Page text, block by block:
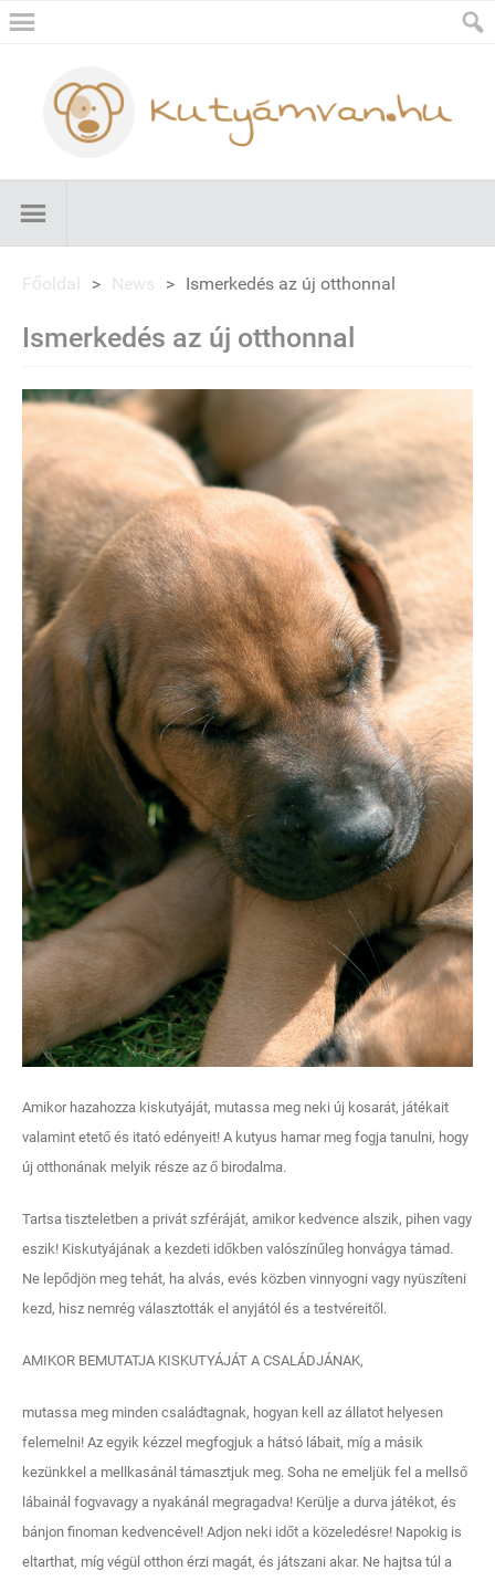
Főoldal > News > Ismerkedés az új otthonnal
Ismerkedés az új otthonnal
Amikor hazahozza kiskutyáját, mutassa meg neki új kosarát, játékait
valamint etető és itató edényeit! A kutyus hamar meg fogja tanulni, hogy
új otthonának melyik része az ő birodalma.
Tartsa tiszteletben a privát szféráját, amikor kedvence alszik, pihen vagy
eszik! Kiskutyájának a kezdeti időkben valószínűleg honvágya támad.
Ne lepődjön meg tehát, ha alvás, evés közben vinnyogni vagy nyüszíteni
kezd, hisz nemrég választották el anyjától és a testvéreitől.
AMIKOR BEMUTATJA KISKUTYÁJÁT A CSALÁDJÁNAK,
mutassa meg minden családtagnak, hogyan kell az állatot helyesen
felemelni! Az egyik kézzel megfogjuk a hátsó lábait, míg a másik
kezünkkel a mellkasánál támasztjuk meg. Soha ne emeljük fel a mellső
lábainál fogvavagy a nyakánál megragadva! Kerülje a durva játékot, és
bánjon finoman kedvencével! Adjon neki időt a közeledésre! Napokig is
eltarthat, míg végül otthon érzi magát, és játszani akar. Ne hajtsa túl a